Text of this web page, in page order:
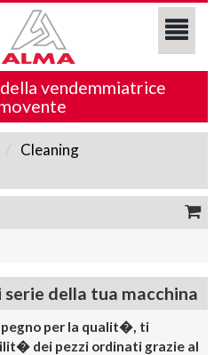
vendemmiatrice
Cleaning
della tua macchina
per la qualit�, ti
dei pezzi ordinati grazie al